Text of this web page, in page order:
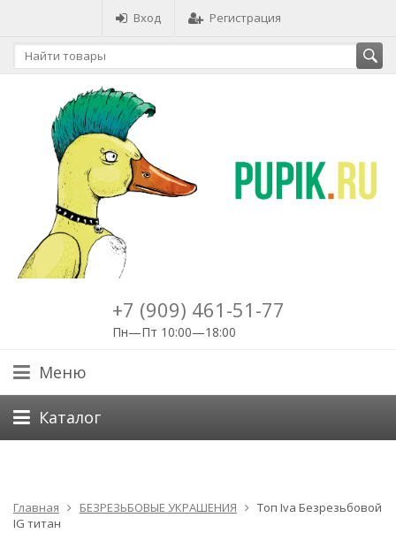
Вход Регистрация
+7 (909) 461-51-77
Пн—Пт 10:00—18:00
Меню
Каталог
Главная БЕЗРЕЗЬБОВЫЕ УКРАШЕНИЯ
Топ Iva Безрезьбовой
IG титан